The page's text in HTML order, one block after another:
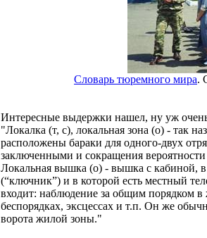
Словарь тюремного мира.
Интересные выдержки нашел, ну уж
"Локалка (т, с), локальная зона (о) - так
расположены бараки для одного-двух
заключенными и сокращения
Локальная вышка (о) - вышка с кабиной,
(“ключник”) и в которой есть местный
входит: наблюдение за общим порядком
беспорядках, эксцессах и т.п. Он же
ворота жилой зоны."